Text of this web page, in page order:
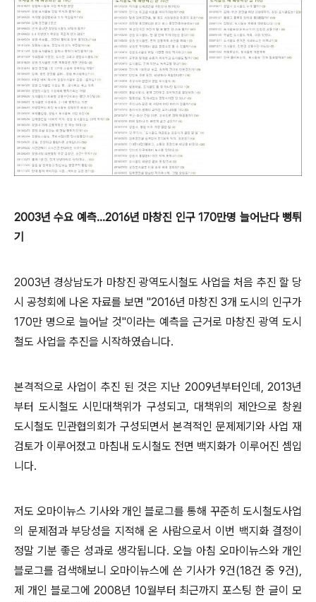
2003년 수요 예측...2016년 마창진 인구 170만명 늘어난다 뻥튀
기
2003년 경상남도가 마창진 광역도시철도 사업을 처음 추진 할 당
시 공청회에 나온 자료를 보면 "2016년 마창진 3개 도시의 인구가
170만 명으로 늘어날 것"이라는 예측을 근거로 마창진 광역 도시
철도 사업을 추진을 시작하였습니다.
본격적으로 사업이 추진 된 것은 지난 2009년부터인데, 2013년
부터 도시철도 시민대책위가 구성되고, 대책위의 제안으로 창원
도시철도 민관협의회가 구성되면서 본격적인 문제제기와 사업 재
검토가 이루어졌고 마침내 도시철도 전면 백지화가 이루어진 셈입
니다.
저도 오마이뉴스 기사와 개인 블로그를 통해 꾸준히 도시철도사업
의 문제점과 부당성을 지적해 온 사람으로서 이번 백지화 결정이
정말 기분 좋은 성과로 생각됩니다. 오늘 아침 오마이뉴스와 개인
블로그를 검색해보니 오마이뉴스에 쓴 기사가 9건(18건 중 9건),
제 개인 블로그에 2008년 10월부터 최근까지 포스팅 한 글이 모